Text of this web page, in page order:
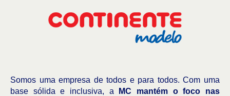
Somos uma empresa de todos e para todos. Com uma
base sólida e inclusiva, a
MC mantém o foco nas